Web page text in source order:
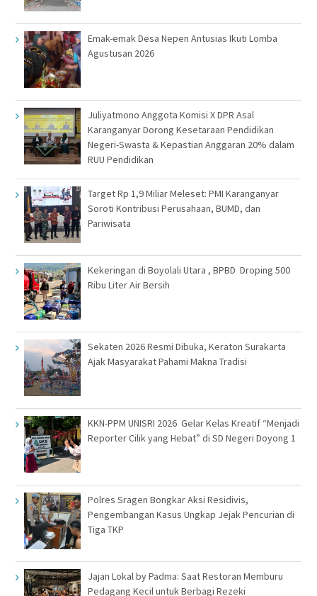
Emak-emak Desa Nepen Antusias Ikuti Lomba
Agustusan 2026
Juliyatmono Anggota Komisi X DPR Asal
Karanganyar Dorong Kesetaraan Pendidikan
Negeri-Swasta & Kepastian Anggaran 20% dalam
RUU Pendidikan
Target Rp 1,9 Miliar Meleset: PMI Karanganyar
Soroti Kontribusi Perusahaan, BUMD, dan
Pariwisata
Kekeringan di Boyolali Utara , BPBD Droping 500
Ribu Liter Air Bersih
Sekaten 2026 Resmi Dibuka, Keraton Surakarta
Ajak Masyarakat Pahami Makna Tradisi
KKN-PPM UNISRI 2026 Gelar Kelas Kreatif “Menjadi
Reporter Cilik yang Hebat” di SD Negeri Doyong 1
Polres Sragen Bongkar Aksi Residivis,
Pengembangan Kasus Ungkap Jejak Pencurian di
Tiga TKP
Jajan Lokal by Padma: Saat Restoran Memburu
Pedagang Kecil untuk Berbagi Rezeki